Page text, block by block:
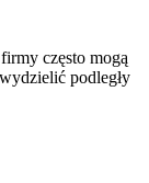
często mogą
podległy